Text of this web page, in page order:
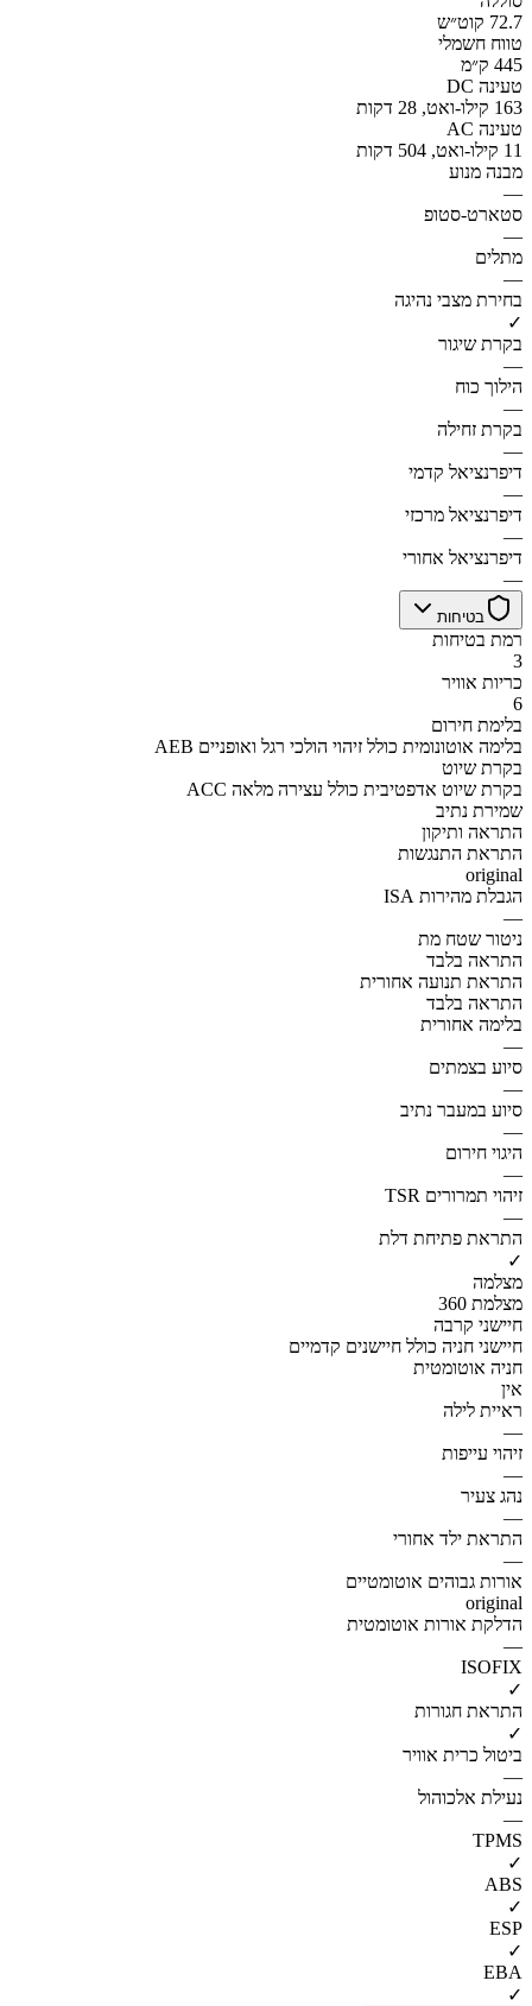
72.7 קוט״ש
טווח חשמלי
445 ק״מ
טעינה DC
163 קילו-ואט, 28 דקות
טעינה AC
11 קילו-ואט, 504 דקות
מבנה מנוע
—
סטארט-סטופ
—
מתלים
—
בחירת מצבי נהיגה
✓
בקרת שיגור
—
הילוך כוח
—
בקרת זחילה
—
דיפרנציאל קדמי
—
דיפרנציאל מרכזי
—
דיפרנציאל אחורי
—
בטיחות
רמת בטיחות
3
כריות אוויר
6
בלימת חירום
AEB בלימה אוטונומית כולל זיהוי הולכי רגל ואופניים
בקרת שיוט
ACC בקרת שיוט אדפטיבית כולל עצירה מלאה
שמירת נתיב
התראה ותיקון
התראת התנגשות
original
הגבלת מהירות ISA
—
ניטור שטח מת
התראה בלבד
התראת תנועה אחורית
התראה בלבד
בלימה אחורית
—
סיוע בצמתים
—
סיוע במעבר נתיב
—
היגוי חירום
—
זיהוי תמרורים TSR
—
התראת פתיחת דלת
✓
מצלמה
מצלמת 360
חיישני קרבה
חיישני חניה כולל חיישנים קדמיים
חניה אוטומטית
אין
ראיית לילה
—
זיהוי עייפות
—
נהג צעיר
—
התראת ילד אחורי
—
אורות גבוהים אוטומטיים
original
הדלקת אורות אוטומטית
—
ISOFIX
✓
התראת חגורות
✓
ביטול כרית אוויר
—
נעילת אלכוהול
—
TPMS
✓
ABS
✓
ESP
✓
EBA
✓